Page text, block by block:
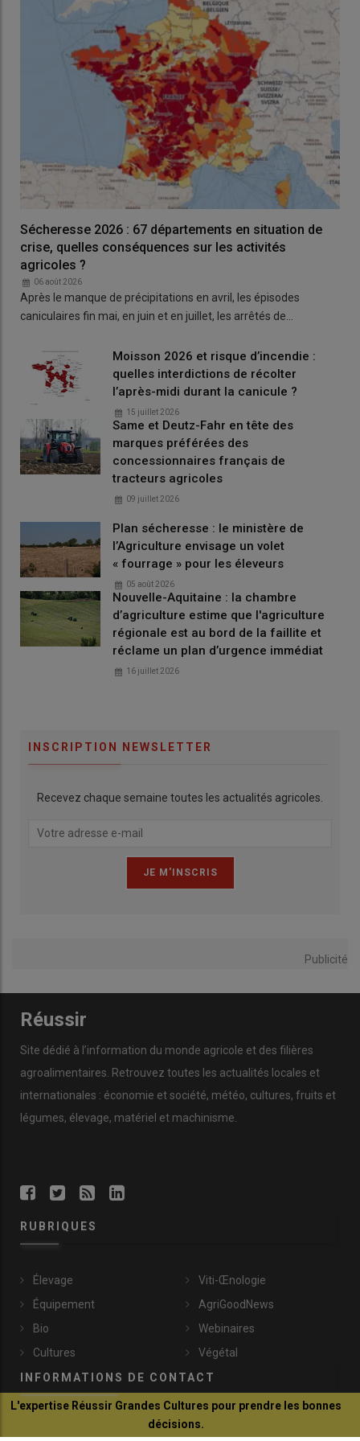
Sécheresse 2026 : 67 départements en situation de
crise, quelles conséquences sur les activités
agricoles ?
06 août 2026
Après le manque de précipitations en avril, les épisodes
caniculaires fin mai, en juin et en juillet, les arrêtés de…
Moisson 2026 et risque d’incendie :
quelles interdictions de récolter
l’après-midi durant la canicule ?
15 juillet 2026
Same et Deutz-Fahr en tête des
marques préférées des
concessionnaires français de
tracteurs agricoles
09 juillet 2026
Plan sécheresse : le ministère de
l’Agriculture envisage un volet
« fourrage » pour les éleveurs
05 août 2026
Nouvelle-Aquitaine : la chambre
d’agriculture estime que l'agriculture
régionale est au bord de la faillite et
réclame un plan d’urgence immédiat
16 juillet 2026
INSCRIPTION NEWSLETTER
Recevez chaque semaine toutes les actualités agricoles.
Publicité
Réussir
Site dédié à l’information du monde agricole et des filières
agroalimentaires. Retrouvez toutes les actualités locales et
internationales : économie et société, météo, cultures, fruits et
légumes, élevage, matériel et machinisme.
RUBRIQUES
Élevage
Équipement
Bio
Cultures
Viti-Œnologie
AgriGoodNews
Webinaires
Végétal
INFORMATIONS DE CONTACT
communication@reussir.fr
L'expertise Réussir Grandes Cultures pour prendre les bonnes
décisions.